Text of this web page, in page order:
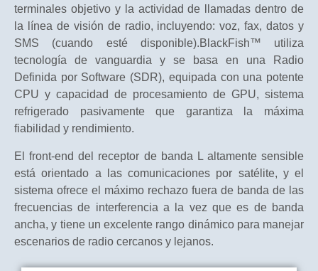
terminales objetivo y la actividad de llamadas dentro de
la línea de visión de radio, incluyendo: voz, fax, datos y
SMS (cuando esté disponible).BlackFish™ utiliza
tecnología de vanguardia y se basa en una Radio
Definida por Software (SDR), equipada con una potente
CPU y capacidad de procesamiento de GPU, sistema
refrigerado pasivamente que garantiza la máxima
fiabilidad y rendimiento.
El front-end del receptor de banda L altamente sensible
está orientado a las comunicaciones por satélite, y el
sistema ofrece el máximo rechazo fuera de banda de las
frecuencias de interferencia a la vez que es de banda
ancha, y tiene un excelente rango dinámico para manejar
escenarios de radio cercanos y lejanos.